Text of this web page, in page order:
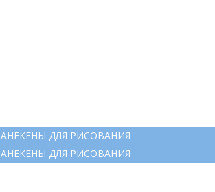
ДЛЯ РИСОВАНИЯ
ДЛЯ РИСОВАНИЯ